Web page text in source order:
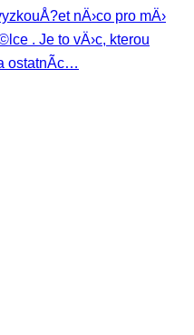
nÄ›co pro mÄ›
. Je to vÄ›c, kterou
ostatnÃ­c…